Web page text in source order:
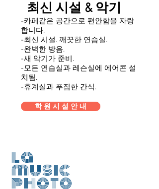
최신 시설 & 악기
-카페같은 공간으로 편안함을 자랑
합니다.
-최신 시설. 깨끗한 연습실.
-완벽한 방음.
-새 악기가 준비.
-모든 연습실과 레슨실에 에어콘 설
치됨.
​-휴계실과 푸짐한 간식.
학 원 시 설 안 내
la
music
photo